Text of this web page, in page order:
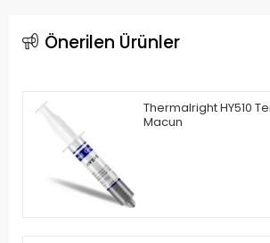
Önerilen Ürünler
Thermalright HY510
Macun